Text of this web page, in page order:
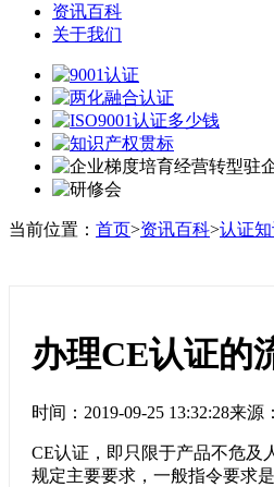
资讯百科
关于我们
当前位置： 首页>资讯百科>认证
办理CE认证的
时间：2019-09-25 13:32:28来
CE认证，即只限于产品不危及
规定主要要求，一般指令要求